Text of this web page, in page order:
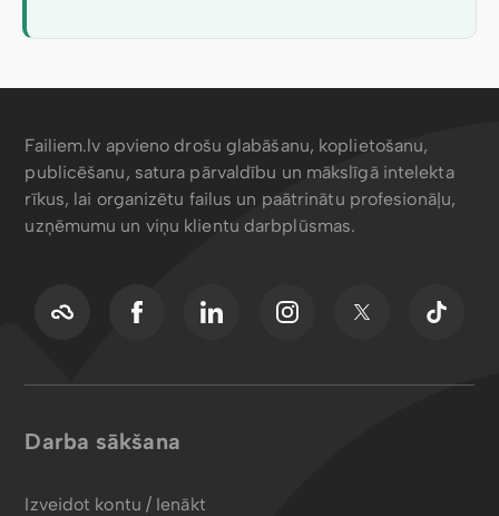
Failiem.lv apvieno drošu glabāšanu, koplietošanu,
publicēšanu, satura pārvaldību un mākslīgā intelekta
rīkus, lai organizētu failus un paātrinātu profesionāļu,
uzņēmumu un viņu klientu darbplūsmas.
Darba sākšana
Izveidot kontu / Ienākt